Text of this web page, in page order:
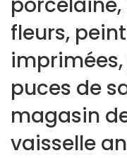
fleurs,
puces de
magasin
vaisselle